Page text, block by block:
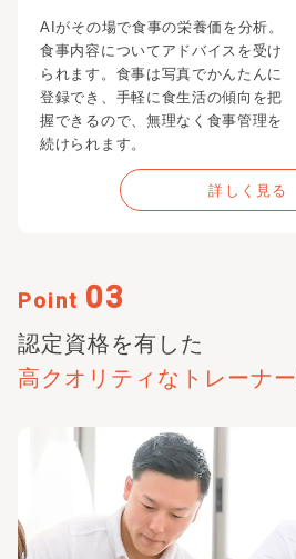
AIがその場で食事の栄養価を分析。
食事内容についてアドバイスを受け
られます。食事は写真でかんたんに
登録でき、手軽に食生活の傾向を把
握できるので、無理なく食事管理を
続けられます。
詳しく見る
Point 03
認定資格を有した
高クオリティな トレーナー